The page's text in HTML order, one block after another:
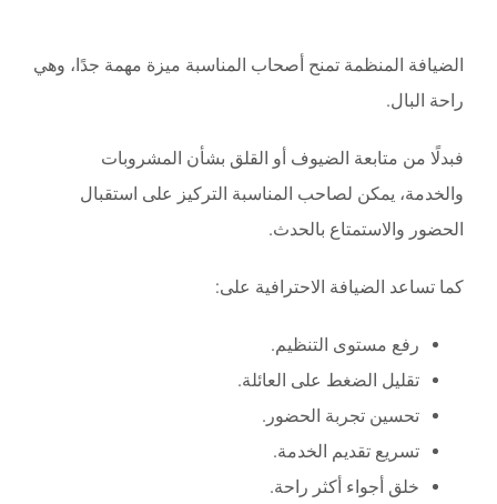
الضيافة المنظمة تمنح أصحاب المناسبة ميزة مهمة جدًا، وهي
راحة البال.
فبدلًا من متابعة الضيوف أو القلق بشأن المشروبات
والخدمة، يمكن لصاحب المناسبة التركيز على استقبال
الحضور والاستمتاع بالحدث.
كما تساعد الضيافة الاحترافية على:
رفع مستوى التنظيم.
تقليل الضغط على العائلة.
تحسين تجربة الحضور.
تسريع تقديم الخدمة.
خلق أجواء أكثر راحة.